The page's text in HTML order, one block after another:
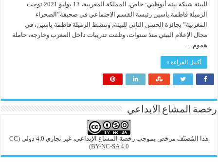
للبيئة شبكة بيئة أبوظبي: خاص، المملكة المغربية، 13 يوليو 2021 توجت
الزميلة فاطمة ياسين رئيسة القسم الاجتماعي في صحيفة”الصحراء
المغربية” بجائزة الحسن الثاني للبيئة، وتنشط الزميلة فاطمة ياسين، في
مجال الإعلام البيئي منذ سنوات، وتلقت تدريبات داخل المغرب وخارجه، حاملة
هموم …
أكمل القراءة »
رخصة المشاع الابداعي
هذا المُصنَّف مرخص بموجب رخصة المشاع الإبداعي، غير تجاري 4.0 دولي
(CC
BY-NC-SA 4.0)